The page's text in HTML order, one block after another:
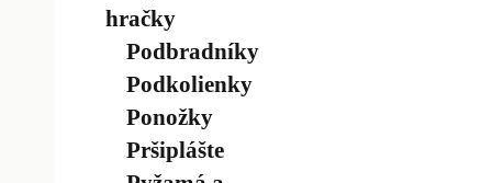
hračky
Podbradníky
Podkolienky
Ponožky
Pršiplášte